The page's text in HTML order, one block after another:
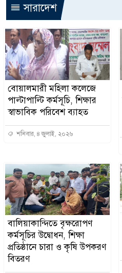
সারাদেশ
বোয়ালমারী মহিলা কলেজে
পাল্টাপাল্টি কর্মসূচি, শিক্ষার
স্বাভাবিক পরিবেশ ব্যাহত
শনিবার, ৪ জুলাই, ২০২৬
বালিয়াকান্দিতে বৃক্ষরোপণ
কর্মসূচির উদ্বোধন, শিক্ষা
প্রতিষ্ঠানে চারা ও কৃষি উপকরণ
বিতরণ